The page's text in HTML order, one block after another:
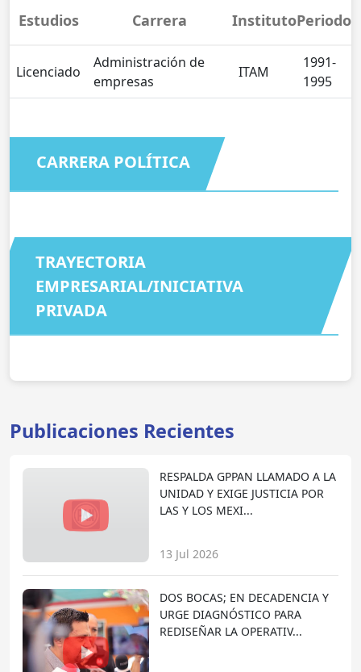
Estudios Carrera InstitutoPeriodo
Licenciado
Administración de
empresas
ITAM
1991-
1995
CARRERA POLÍTICA
TRAYECTORIA
EMPRESARIAL/INICIATIVA
PRIVADA
Publicaciones Recientes
RESPALDA GPPAN LLAMADO A LA
UNIDAD Y EXIGE JUSTICIA POR
LAS Y LOS MEXI...
13 Jul 2026
DOS BOCAS; EN DECADENCIA Y
URGE DIAGNÓSTICO PARA
REDISEÑAR LA OPERATIV...